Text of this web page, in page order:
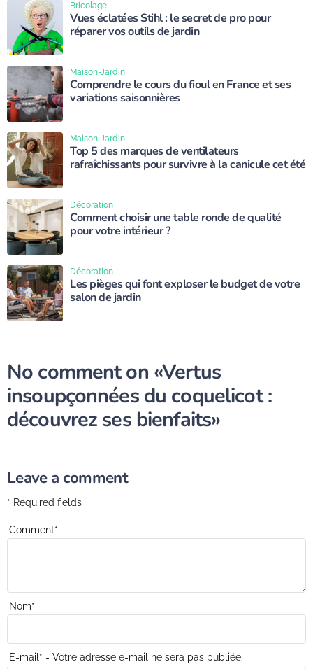
Vues éclatées Stihl : le secret de pro pour
réparer vos outils de jardin
Bricolage
Comprendre le cours du fioul en France et ses
variations saisonnières
Maison-Jardin
Top 5 des marques de ventilateurs
rafraîchissants pour survivre à la canicule cet été
Maison-Jardin
Comment choisir une table ronde de qualité
pour votre intérieur ?
Décoration
Les pièges qui font exploser le budget de votre
salon de jardin
Décoration
No comment on «Vertus
insoupçonnées du coquelicot :
découvrez ses bienfaits»
Leave a comment
* Required fields
Comment*
Nom*
E-mail * - Votre adresse e-mail ne sera pas publiée.